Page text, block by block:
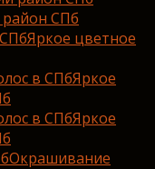
СПб
Яркое цветное
Яркое
Яркое
Окрашивание